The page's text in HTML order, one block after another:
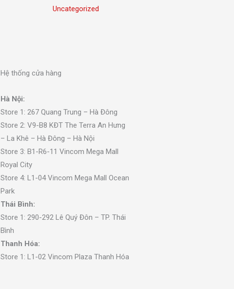
Uncategorized
Hệ thống cửa hàng
Hà Nội:
Store 1: 267 Quang Trung – Hà Đông
Store 2: V9-B8 KĐT The Terra An Hưng
– La Khê – Hà Đông – Hà Nội
Store 3: B1-R6-11 Vincom Mega Mall
Royal City
Store 4: L1-04 Vincom Mega Mall Ocean
Park
Thái Bình:
Store 1: 290-292 Lê Quý Đôn – TP. Thái
Bình
Thanh Hóa:
Store 1: L1-02 Vincom Plaza Thanh Hóa